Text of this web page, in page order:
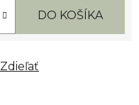
DO KOŠÍKA
Zdieľať